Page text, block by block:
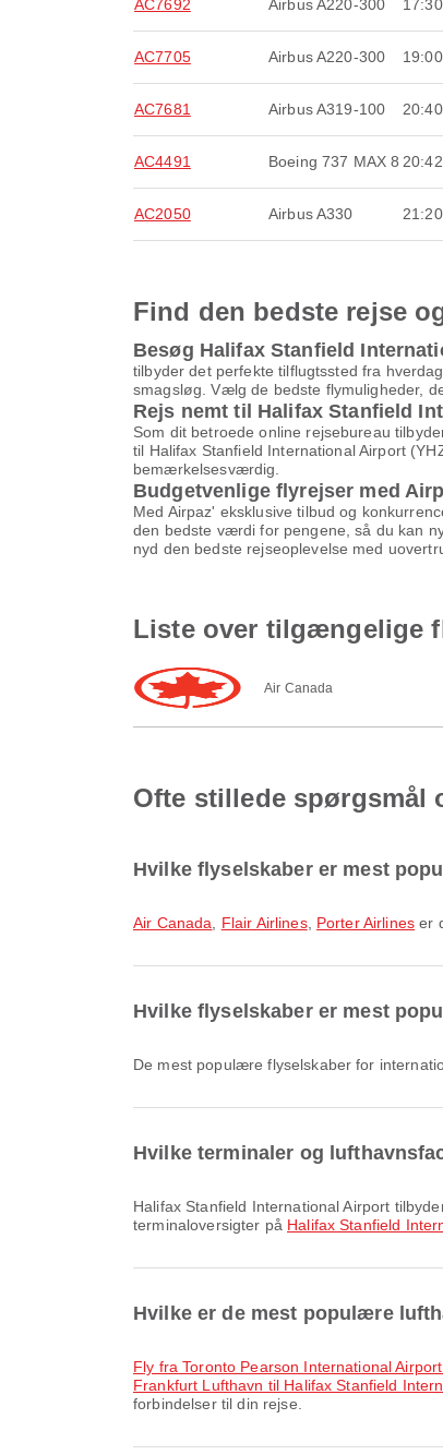
AC7692 Airbus A220-300 17:30
AC7705 Airbus A220-300 19:00
AC7681 Airbus A319-100 20:40
AC4491 Boeing 737 MAX 8 20:42
AC2050 Airbus A330 21:20
Find den bedste rejse
Besøg Halifax Stanfield
tilbyder det perfekte tilflugtssted fra
smagsløg. Vælg de bedste flymuligheder,
Rejs nemt til Halifax Stanfield
Som dit betroede online rejsebureau
til Halifax Stanfield International Airport
bemærkelsesværdig.
Budgetvenlige flyrejser med
Med Airpaz' eksklusive tilbud og
den bedste værdi for pengene, så du kan
nyd den bedste rejseoplevelse med
Liste over tilgængelige
Air Canada
Ofte stillede spørgsmål
Hvilke flyselskaber er mest
Air Canada Flair Airlines, Porter Airlines er
Hvilke flyselskaber er mest
De mest populære flyselskaber for
Hvilke terminaler og
Halifax Stanfield International Airport tilbyder Taxa og mange andre faciliteter for at forbedre din rejseoplevelse. Du kan finde detaljerede oplysninger om faciliteter og
terminaloversigter på Halifax Stanfield
Hvilke er de mest populære
fly fra Toronto Pearson International
Frankfurt Lufthavn til Halifax Stanfield
forbindelser til din rejse.